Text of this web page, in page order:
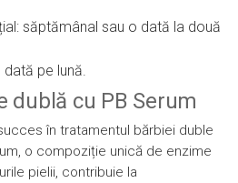
săptămânal sau o dată la două
pe lună.
dublă cu PB Serum
în tratamentul bărbiei duble
o compoziție unică de enzime
pielii, contribuie la